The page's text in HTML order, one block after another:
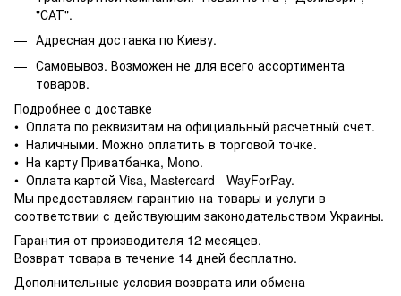
"САТ".
Адресная доставка по Киеву.
Самовывоз. Возможен не для всего ассортимента
товаров.
Подробнее о доставке
• Оплата по реквизитам на официальный расчетный счет.
• Наличными. Можно оплатить в торговой точке.
• На карту Приватбанка, Mono.
• Оплата картой Visa, Mastercard - WayForPay.
Мы предоставляем гарантию на товары и услуги в
соответствии с действующим законодательством Украины.
Гарантия от производителя 12 месяцев.
Возврат товара в течение 14 дней бесплатно.
Дополнительные условия возврата или обмена